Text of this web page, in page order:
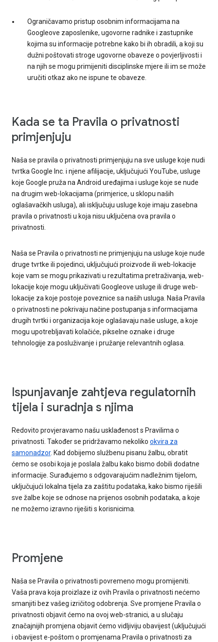
Ograničavamo pristup osobnim informacijama na
Googleove zaposlenike, ugovorne radnike i zastupnike
kojima su informacije potrebne kako bi ih obradili, a koji su
dužni poštovati stroge ugovorne obaveze o povjerljivosti i
na njih se mogu primijeniti disciplinske mjere ili im se može
uručiti otkaz ako ne ispune te obaveze.
Kada se ta Pravila o privatnosti
primjenjuju
Naša se pravila o privatnosti primjenjuju na sve usluge koje nudi
tvrtka Google Inc. i njene afilijacije, uključujući YouTube, usluge
koje Google pruža na Android uređajima i usluge koje se nude
na drugim web-lokacijama (primjerice, u sklopu naših
oglašavačkih usluga), ali isključuju usluge koje imaju zasebna
pravila o privatnosti u koja nisu uključena ova pravila o
privatnosti.
Naša se Pravila o privatnosti ne primjenjuju na usluge koje nude
druge tvrtke ili pojedinci, uključujući proizvode ili web-lokacije
koje vam se mogu prikazivati u rezultatima pretraživanja, web-
lokacije koje mogu uključivati Googleove usluge ili druge web-
lokacije za koje postoje poveznice sa naših usluga. Naša Pravila
o privatnosti ne pokrivaju načine postupanja s informacijama
drugih tvrtki i organizacija koje oglašavaju naše usluge, a koje
mogu upotrebljavati kolačiće, pikselne oznake i druge
tehnologije za posluživanje i pružanje relevantnih oglasa.
Ispunjavanje zahtjeva regulatornih
tijela i suradnja s njima
Redovito provjeravamo našu usklađenost s Pravilima o
privatnosti. Također se pridržavamo nekoliko okvira za
samonadzor. Kad dobijemo službenu pisanu žalbu, obratit
ćemo se osobi koja je poslala žalbu kako bismo dobili dodatne
informacije. Surađujemo s odgovarajućim nadležnim tijelom,
uključujući lokalna tijela za zaštitu podataka, kako bismo riješili
sve žalbe koje se odnose na prijenos osobnih podataka, a koje
ne možemo izravno riješiti s korisnicima.
Promjene
Naša se Pravila o privatnosti povremeno mogu promijeniti.
Vaša prava koja proizlaze iz ovih Pravila o privatnosti nećemo
smanjiti bez vašeg izričitog odobrenja. Sve promjene Pravila o
privatnosti objavit ćemo na ovoj web-stranici, a u slučaju
značajnijih promjena objavit ćemo vidljiviju obavijest (uključujući
i obavijest e-poštom o promjenama Pravila o privatnosti za